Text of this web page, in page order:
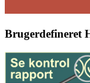
Brugerdefineret